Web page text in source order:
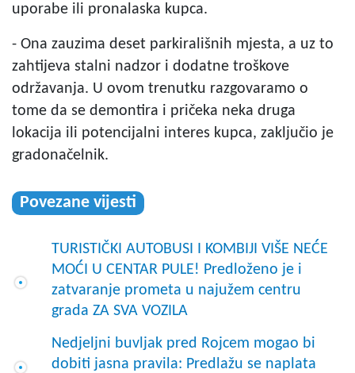
uporabe ili pronalaska kupca.
- Ona zauzima deset parkirališnih mjesta, a uz to
zahtijeva stalni nadzor i dodatne troškove
održavanja. U ovom trenutku razgovaramo o
tome da se demontira i pričeka neka druga
lokacija ili potencijalni interes kupca, zaključio je
gradonačelnik.
Povezane vijesti
TURISTIČKI AUTOBUSI I KOMBIJI VIŠE NEĆE
MOĆI U CENTAR PULE! Predloženo je i
zatvaranje prometa u najužem centru
grada ZA SVA VOZILA
Nedjeljni buvljak pred Rojcem mogao bi
dobiti jasna pravila: Predlažu se naplata